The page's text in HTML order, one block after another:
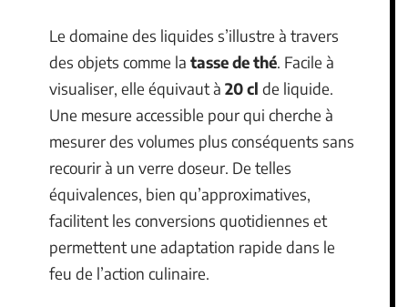
Le domaine des liquides s’illustre à travers
des objets comme la tasse de thé. Facile à
visualiser, elle équivaut à 20 cl de liquide.
Une mesure accessible pour qui cherche à
mesurer des volumes plus conséquents sans
recourir à un verre doseur. De telles
équivalences, bien qu’approximatives,
facilitent les conversions quotidiennes et
permettent une adaptation rapide dans le
feu de l’action culinaire.